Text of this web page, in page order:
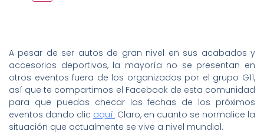
A pesar de ser autos de gran nivel en sus acabados y
accesorios deportivos, la mayoría no se presentan en
otros eventos fuera de los organizados por el grupo G11,
así que te compartimos el Facebook de esta comunidad
para que puedas checar las fechas de los próximos
eventos dando clic aquí. Claro, en cuanto se normalice la
situación que actualmente se vive a nivel mundial.